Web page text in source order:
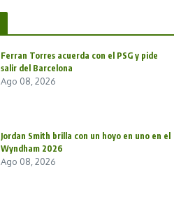
Ferran Torres acuerda con el PSG y pide
salir del Barcelona
Ago 08, 2026
Jordan Smith brilla con un hoyo en uno en el
Wyndham 2026
Ago 08, 2026